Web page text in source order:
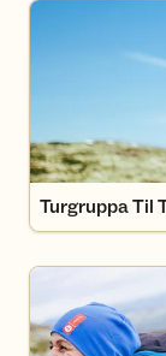
Turgruppa Til
Turgruppa Til
Historien til